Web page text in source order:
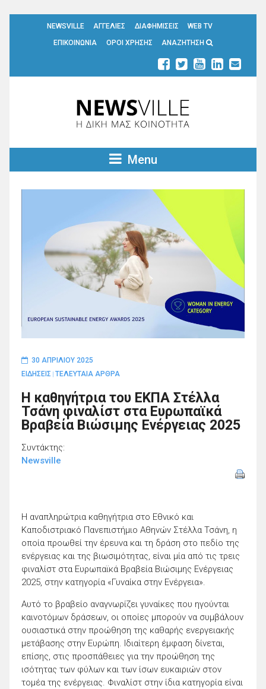
NEWSVILLE ΑΓΓΕΛΙΕΣ ΔΙΑΦΗΜΙΣΕΙΣ
WEB TV
ΕΠΙΚΟΙΝΩΝΙΑ
ΟΡΟΙ ΧΡΗΣΗΣ ΑΝΑΖΗΤΗΣΗ
Menu
30 ΑΠΡΙΛΊΟΥ 2025
ΕΙΔΗΣΕΙΣ ΤΕΛΕΥΤΑΙΑ ΑΡΘΡΑ
Η καθηγήτρια του ΕΚΠΑ Στέλλα
Τσάνη φιναλίστ στα Ευρωπαϊκά
Βραβεία Βιώσιμης Ενέργειας 2025
Συντάκτης:
Newsville
Η αναπληρώτρια καθηγήτρια στο Εθνικό και
Καποδιστριακό Πανεπιστήμιο Αθηνών Στέλλα Τσάνη, η
οποία προωθεί την έρευνα και τη δράση στο πεδίο της
ενέργειας και της βιωσιμότητας, είναι μία από τις τρεις
φιναλίστ στα Ευρωπαϊκά Βραβεία Βιώσιμης Ενέργειας
2025, στην κατηγορία «Γυναίκα στην Ενέργεια».
Αυτό το βραβείο αναγνωρίζει γυναίκες που ηγούνται
καινοτόμων δράσεων, οι οποίες μπορούν να συμβάλουν
ουσιαστικά στην προώθηση της καθαρής ενεργειακής
μετάβασης στην Ευρώπη. Ιδιαίτερη έμφαση δίνεται,
επίσης, στις προσπάθειες για την προώθηση της
ισότητας των φύλων και των ίσων ευκαιριών στον
τομέα της ενέργειας. Φιναλίστ στην ίδια κατηγορία είναι